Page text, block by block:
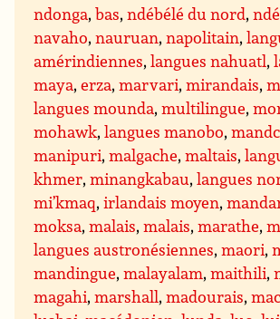
ndonga,bas,ndébélé du nord,
navaho,nauruan,napolitain,
amérindiennes,langues nahuatl,
maya,erza,marvari,mirandais,
langues mounda,multilingue,
mohawk,langues manobo,
manipuri,malgache,maltais,
khmer,minangkabau,langues
mi’kmaq,irlandais moyen,
moksa,malais,malais,marathe,
langues austronésiennes,maori,
mandingue,malayalam,maithili,
magahi,marshall,madourais,